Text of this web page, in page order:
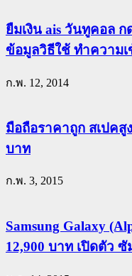
ยืมเงิน ais วันทูคอล
ข้อมูลวิธีใช้ ทำความเ
ก.พ. 12, 2014
มือถือราคาถูก สเปคสู
บาท
ก.พ. 3, 2015
Samsung Galaxy
12,900 บาท เปิดตัว